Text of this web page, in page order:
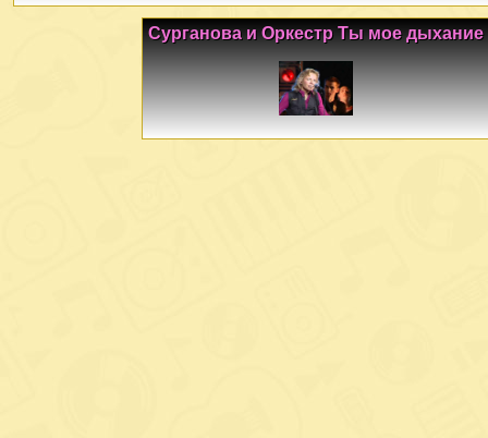
Сурганова и Оркестр Ты мое дыхание